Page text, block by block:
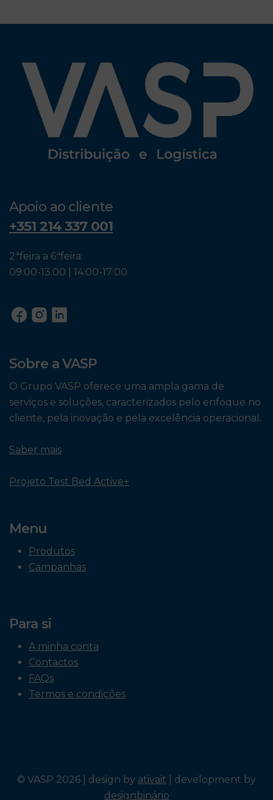
Apoio ao cliente
+351 214 337 001
2ªfeira a 6ªfeira:
09:00-13:00 | 14:00-17:00
Sobre a VASP
O Grupo VASP oferece uma ampla gama de
serviços e soluções, caracterizados pelo enfoque no
cliente, pela inovação e pela excelência operacional.
Saber mais
Projeto Test Bed Active+
Menu
Produtos
Campanhas
Para si
A minha conta
Contactos
FAQs
Termos e condições
© VASP 2026 | design by ativait | development by
designbinário